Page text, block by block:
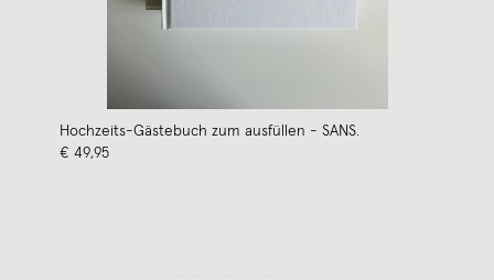
Hochzeits-Gästebuch zum ausfüllen - SANS.
€ 49,95